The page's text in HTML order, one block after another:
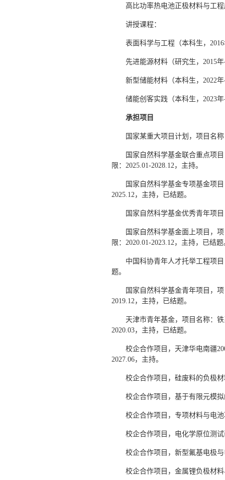
高比功率热电池正极材料与工
讲授课程：
表面科学与工程（本科生，
先进能源材料（研究生，2015
新型储能材料（本科生，2022
储能创客实践（本科生，2023
承担项目
国家某重大项目计划，项目名
国家自然科学基金联合重点项
限：2025.01-2028.12，主持。
国家自然科学基金专项基金项
2025.12，主持，已结题。
国家自然科学基金优秀青年项
国家自然科学基金面上项目，
限：2020.01-2023.12，主持，已结
中国科协青年人才托举工程项
题。
国家自然科学基金青年项目，
2019.12，主持，已结题。
天津市青年基金，项目名称：
2020.03，主持，已结题。
校企合作项目，天津华电南疆
2027.06，主持。
校企合作项目，硅废料的负极
校企合作项目，基于有限元模
校企合作项目，专项材料与电
校企合作项目，电化学原位测
校企合作项目，新型氟基电极
校企合作项目，金属锂负极材